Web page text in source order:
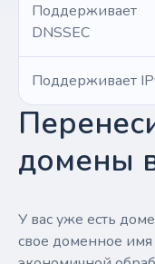
Поддерживает
DNSSEC
Поддерживает
домены
У вас уже есть
свое доменное